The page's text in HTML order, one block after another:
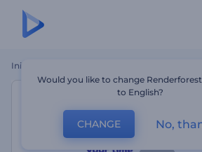
Inicio
Would you like to change
to English?
CHANGE No,